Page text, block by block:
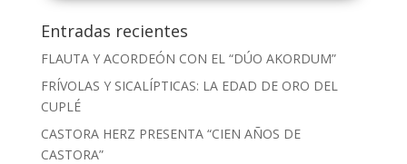
Entradas recientes
FLAUTA Y ACORDEÓN CON EL “DÚO AKORDUM”
FRÍVOLAS Y SICALÍPTICAS: LA EDAD DE ORO DEL
CUPLÉ
CASTORA HERZ PRESENTA “CIEN AÑOS DE
CASTORA”